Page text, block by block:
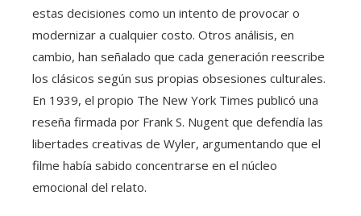
estas decisiones como un intento de provocar o
modernizar a cualquier costo. Otros análisis, en
cambio, han señalado que cada generación reescribe
los clásicos según sus propias obsesiones culturales.
En 1939, el propio The New York Times publicó una
reseña firmada por Frank S. Nugent que defendía las
libertades creativas de Wyler, argumentando que el
filme había sabido concentrarse en el núcleo
emocional del relato.